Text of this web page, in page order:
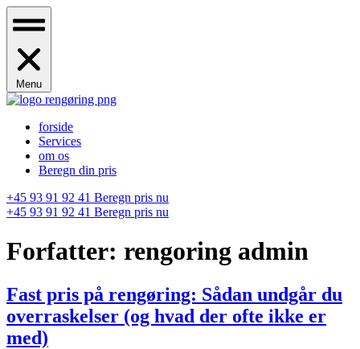
Menu
forside
Services
om os
Beregn din pris
+45 93 91 92 41 Beregn pris nu
+45 93 91 92 41 Beregn pris nu
Forfatter: rengoring admin
Fast pris på rengøring: Sådan undgår du
overraskelser (og hvad der ofte ikke er
med)